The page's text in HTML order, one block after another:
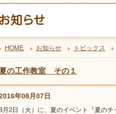
HOME お知らせ トピックス
の工作教室 その１
年08月07日
月2日（火）に、夏のイベント『夏の